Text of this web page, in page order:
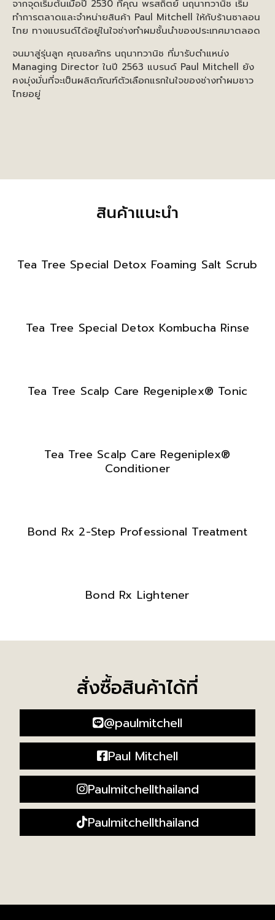
จากจุดเริ่มต้นเมื่อปี 2530 ที่คุณ พรสถิตย์ นฤนาทวานิช เริ่ม
ทำการตลาดและจำหน่ายสินค้า Paul Mitchell ให้กับร้านซาลอน
ไทย ทางแบรนด์ได้อยู่ในใจช่างทำผมชั้นนำของประเทศมาตลอด
จนมาสู่รุ่นลูก คุณชลภัทร นฤนาทวานิช ที่มารับตำแหน่ง
Managing Director ในปี 2563 แบรนด์ Paul Mitchell ยัง
คงมุ่งมั่นที่จะเป็นผลิตภัณฑ์ตัวเลือกแรกในใจของช่างทำผมชาว
ไทยอยู่
สินค้าแนะนำ
Tea Tree Special Detox Foaming Salt Scrub
Tea Tree Special Detox Kombucha Rinse
Tea Tree Scalp Care Regeniplex® Tonic
Tea Tree Scalp Care Regeniplex®
Conditioner
Bond Rx 2-Step Professional Treatment
Bond Rx Lightener
สั่งซื้อสินค้าได้ที่
@paulmitchell
Paul Mitchell
Paulmitchellthailand
Paulmitchellthailand